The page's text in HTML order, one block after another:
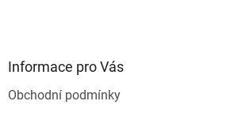
Informace pro Vás
Obchodní podmínky